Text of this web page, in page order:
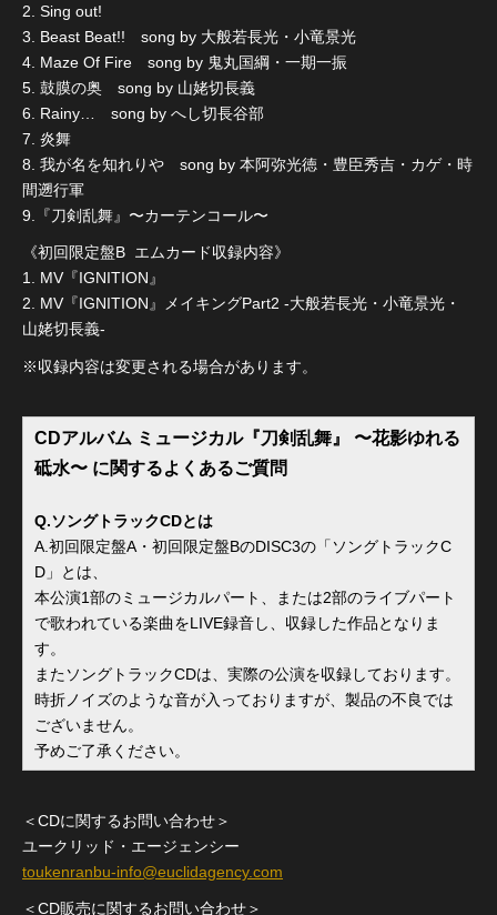
2. Sing out!
3. Beast Beat!! song by 大般若長光・小竜景光
4. Maze Of Fire song by 鬼丸国綱・一期一振
5. 鼓膜の奥 song by 山姥切長義
6. Rainy… song by へし切長谷部
7. 炎舞
8. 我が名を知れりや song by 本阿弥光徳・豊臣秀吉・カゲ・時
間遡行軍
9.『刀剣乱舞』〜カーテンコール〜
《初回限定盤B エムカード収録内容》
1. MV『IGNITION』
2. MV『IGNITION』メイキングPart2 -大般若長光・小竜景光・
山姥切長義-
※収録内容は変更される場合があります。
CDアルバム ミュージカル『刀剣乱舞』 〜花影ゆれる
砥水〜 に関するよくあるご質問
Q.ソングトラックCDとは
A.初回限定盤A・初回限定盤BのDISC3の「ソングトラックC
D」とは、
本公演1部のミュージカルパート、または2部のライブパート
で歌われている楽曲をLIVE録音し、収録した作品となりま
す。
またソングトラックCDは、実際の公演を収録しております。
時折ノイズのような音が入っておりますが、製品の不良では
ございません。
予めご了承ください。
＜CDに関するお問い合わせ＞
ユークリッド・エージェンシー
toukenranbu-info@euclidagency.com
＜CD販売に関するお問い合わせ＞